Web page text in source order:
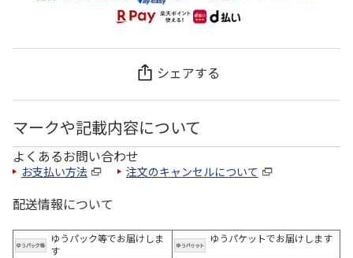
シェアする
マークや記載内容について
よくあるお問い合わせ
お支払い方法 注文のキャンセルについて
配送情報について
ゆうパック等でお届けしま
す
ゆうパケットでお届けします